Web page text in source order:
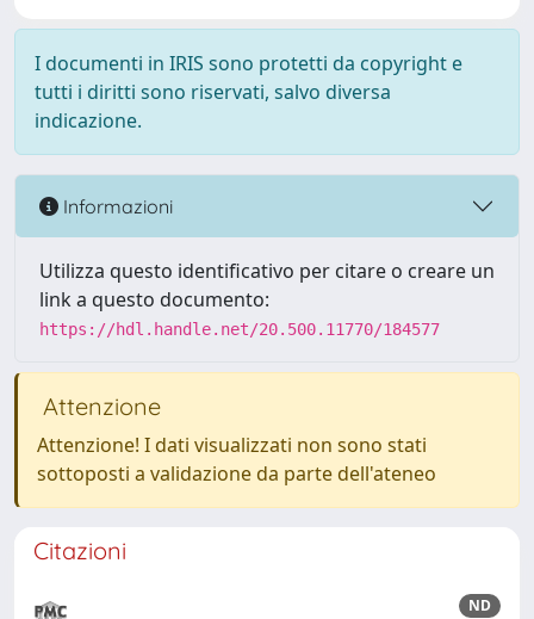
I documenti in IRIS sono protetti da copyright e
tutti i diritti sono riservati, salvo diversa
indicazione.
Informazioni
Utilizza questo identificativo per citare o creare un
link a questo documento:
https://hdl.handle.net/20.500.11770/184577
Attenzione
Attenzione! I dati visualizzati non sono stati
sottoposti a validazione da parte dell'ateneo
Citazioni
ND